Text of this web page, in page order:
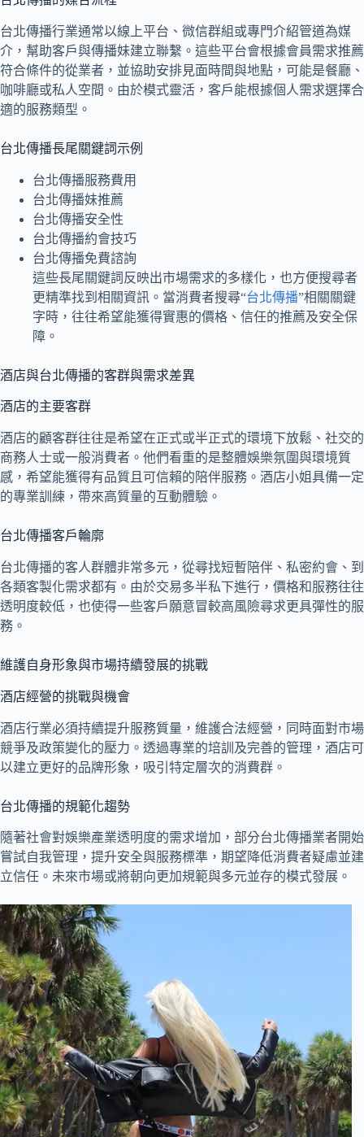
台北傳播行業通常以線上平台、微信群組或專門介紹管道為媒
介，幫助客戶與傳播妹建立聯繫。這些平台會根據會員需求推薦
符合條件的從業者，並協助安排見面時間與地點，可能是餐廳、
咖啡廳或私人空間。由於模式靈活，客戶能根據個人需求選擇合
適的服務類型。
台北傳播長尾關鍵詞示例
台北傳播服務費用
台北傳播妹推薦
台北傳播安全性
台北傳播約會技巧
台北傳播免費諮詢
這些長尾關鍵詞反映出市場需求的多樣化，也方便搜尋者
更精準找到相關資訊。當消費者搜尋“台北傳播”相關關鍵
字時，往往希望能獲得實惠的價格、信任的推薦及安全保
障。
酒店與台北傳播的客群與需求差異
酒店的主要客群
酒店的顧客群往往是希望在正式或半正式的環境下放鬆、社交的
商務人士或一般消費者。他們看重的是整體娛樂氛圍與環境質
感，希望能獲得有品質且可信賴的陪伴服務。酒店小姐具備一定
的專業訓練，帶來高質量的互動體驗。
台北傳播客戶輪廓
台北傳播的客人群體非常多元，從尋找短暫陪伴、私密約會、到
各類客製化需求都有。由於交易多半私下進行，價格和服務往往
透明度較低，也使得一些客戶願意冒較高風險尋求更具彈性的服
務。
維護自身形象與市場持續發展的挑戰
酒店經營的挑戰與機會
酒店行業必須持續提升服務質量，維護合法經營，同時面對市場
競爭及政策變化的壓力。透過專業的培訓及完善的管理，酒店可
以建立更好的品牌形象，吸引特定層次的消費群。
台北傳播的規範化趨勢
隨著社會對娛樂產業透明度的需求增加，部分台北傳播業者開始
嘗試自我管理，提升安全與服務標準，期望降低消費者疑慮並建
立信任。未來市場或將朝向更加規範與多元並存的模式發展。